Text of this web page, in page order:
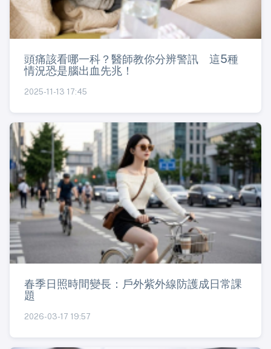
頭痛該看哪一科？醫師教你分辨警訊 這5種
情況恐是腦出血先兆！
2025-11-13 17:45
春季日照時間變長：戶外紫外線防護成日常課
題
2026-03-17 19:57